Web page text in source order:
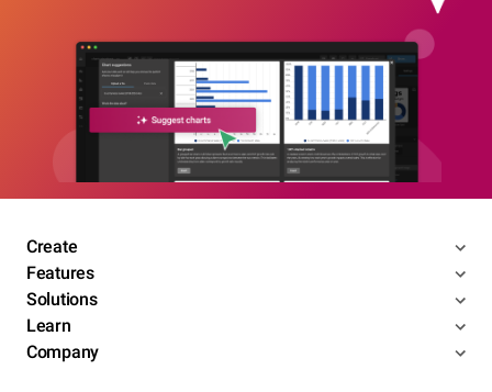
Create
Features
Solutions
Learn
Company